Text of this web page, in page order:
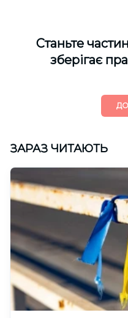
Cтаньте
зберігає
ЗАРАЗ ЧИТАЮТЬ